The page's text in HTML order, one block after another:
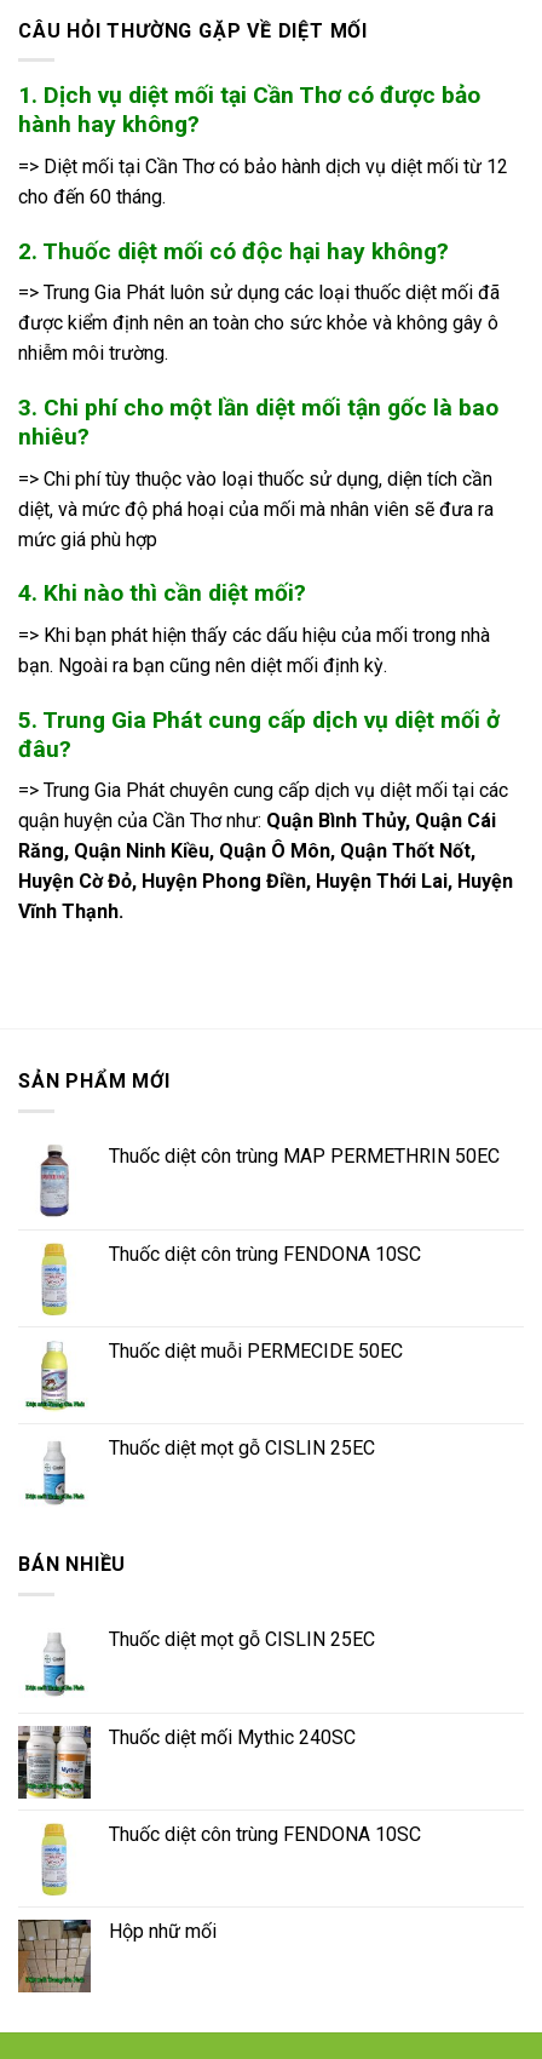
CÂU HỎI THƯỜNG GẶP VỀ DIỆT MỐI
1. Dịch vụ diệt mối tại Cần Thơ có được bảo
hành hay không?
=> Diệt mối tại Cần Thơ có bảo hành dịch vụ diệt mối từ 12
cho đến 60 tháng.
2. Thuốc diệt mối có độc hại hay không?
=> Trung Gia Phát luôn sử dụng các loại thuốc diệt mối đã
được kiểm định nên an toàn cho sức khỏe và không gây ô
nhiễm môi trường.
3. Chi phí cho một lần diệt mối tận gốc là bao
nhiêu?
=> Chi phí tùy thuộc vào loại thuốc sử dụng, diện tích cần
diệt, và mức độ phá hoại của mối mà nhân viên sẽ đưa ra
mức giá phù hợp
4. Khi nào thì cần diệt mối?
=> Khi bạn phát hiện thấy các dấu hiệu của mối trong nhà
bạn. Ngoài ra bạn cũng nên diệt mối định kỳ.
5. Trung Gia Phát cung cấp dịch vụ diệt mối ở
đâu?
=> Trung Gia Phát chuyên cung cấp dịch vụ diệt mối tại các
quận huyện của Cần Thơ như: Quận Bình Thủy, Quận Cái
Răng, Quận Ninh Kiều, Quận Ô Môn, Quận Thốt Nốt,
Huyện Cờ Đỏ, Huyện Phong Điền, Huyện Thới Lai, Huyện
Vĩnh Thạnh.
SẢN PHẨM MỚI
Thuốc diệt côn trùng MAP PERMETHRIN 50EC
Thuốc diệt côn trùng FENDONA 10SC
Thuốc diệt muỗi PERMECIDE 50EC
Thuốc diệt mọt gỗ CISLIN 25EC
BÁN NHIỀU
Thuốc diệt mọt gỗ CISLIN 25EC
Thuốc diệt mối Mythic 240SC
Thuốc diệt côn trùng FENDONA 10SC
Hộp nhữ mối